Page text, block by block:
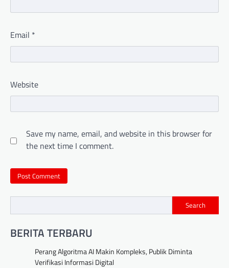
Email *
Website
Save my name, email, and website in this browser for
the next time I comment.
Search
BERITA TERBARU
Perang Algoritma AI Makin Kompleks, Publik Diminta
Verifikasi Informasi Digital